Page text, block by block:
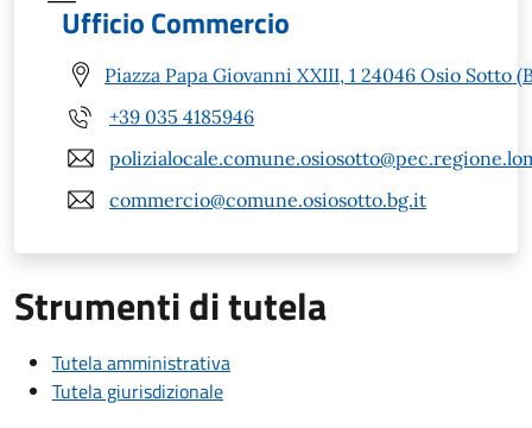
Ufficio Commercio
Piazza Papa Giovanni XXIII, 1 24046 Osio Sotto
+39 035 4185946
commercio@comune.osiosotto.bg.it
Strumenti di tutela
Tutela amministrativa
Tutela giurisdizionale